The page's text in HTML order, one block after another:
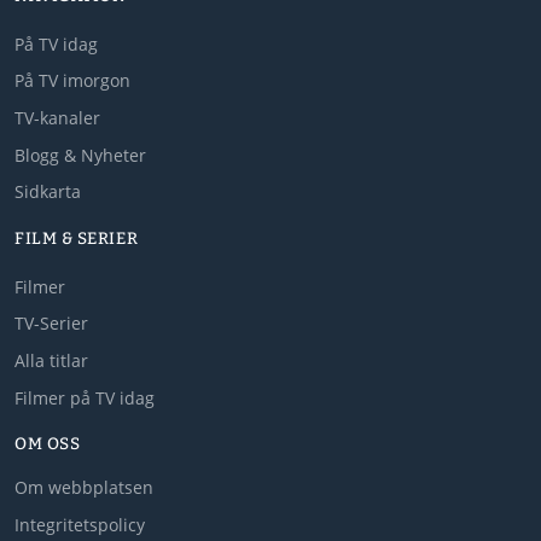
På TV idag
På TV imorgon
TV-kanaler
Blogg & Nyheter
Sidkarta
FILM & SERIER
Filmer
TV-Serier
Alla titlar
Filmer på TV idag
OM OSS
Om webbplatsen
Integritetspolicy